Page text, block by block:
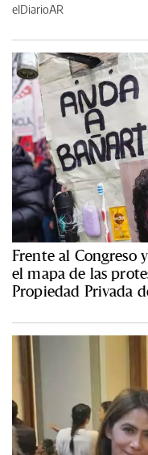
elDiarioAR
Frente al Congreso
el mapa de las
Propiedad Privada